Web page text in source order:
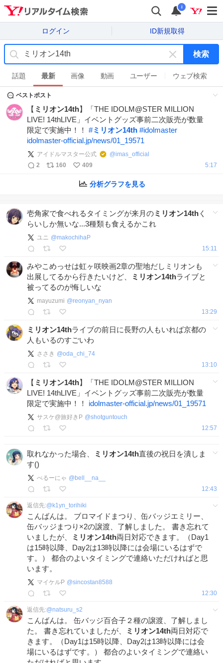
i
ログイン ID新規取得
キ
ー
ワ
ド
を
消
検索
話題 最新 画像 動画 ユーザー ウェブ検索
ベストポスト
【 ミリオン14th】「THE IDOLM@STER MILLION
LIVE! 14thLIVE」イベントグッズ事前二次販売が数量
限定で実施中！！ #ミリオン14th #idolmaster
idolmaster-official.jp/news/01_19571
アイドルマスター公式 @imas_official
2
160 409 5:17
分析グラフを見る
壱角家で食べれるタイミングが来月のミリオン14th く
らいしか無いな...3種類も食えるかこれ
ユニ @makochihaP
15:11
みやこめっせは虹ヶ咲映画2章の聖地だしミリオンも
出展してるから行きたいけど、
ミリオン14thライブと
被ってるのが悔しいな
mayuzumi @reonyan_nyan
13:29
ミリオン14thライブの前日に長野の人もいれば京都の
人もいるのすごいわ
ささき @oda_chi_74
13:10
【 ミリオン14th】「THE IDOLM@STER MILLION
LIVE! 14thLIVE」イベントグッズ事前二次販売が数量
限定で実施中！！ idolmaster-official.jp/news/01_19571
サスケ@旅好きP @shotguntouch
12:57
取れなかった場合、 ミリオン14th直後の祝日を潰しま
す()
べるーにゃ @bell__na__
12:43
返信先:@ k1yn_torihiki
こんばんは。 ブロマイドまつり、缶バッジエミリー、
缶バッジまつり×2の譲渡、了解しました。 書き忘れて
いましたが、
ミリオン14th両日対応できます。（Day1
は15時以降、Day2は13時以降には会場にいるはずで
す。） 都合のよいタイミングで連絡いただければと思
います。
マイケルP @sincostan8588
12:30
返信先:@natsuru_s2
こんばんは。 缶バッジ百合子２種の譲渡、了解しまし
た。 書き忘れていましたが、
ミリオン14th両日対応で
きます。（Day1は15時以降、Day2は13時以降には会
場にいるはずです。） 都合のよいタイミングで連絡い